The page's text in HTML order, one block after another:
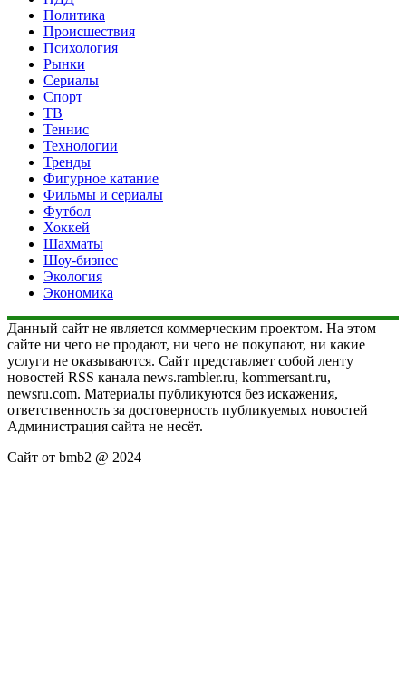
Политика
Происшествия
Психология
Рынки
Сериалы
Спорт
ТВ
Теннис
Технологии
Тренды
Фигурное катание
Фильмы и сериалы
Футбол
Хоккей
Шахматы
Шоу-бизнес
Экология
Экономика
Данный сайт не является коммерческим проектом. На этом
сайте ни чего не продают, ни чего не покупают, ни какие
услуги не оказываются. Сайт представляет собой ленту
новостей RSS канала news.rambler.ru, kommersant.ru,
newsru.com. Материалы публикуются без искажения,
ответственность за достоверность публикуемых новостей
Администрация сайта не несёт.
Сайт от bmb2 @ 2024